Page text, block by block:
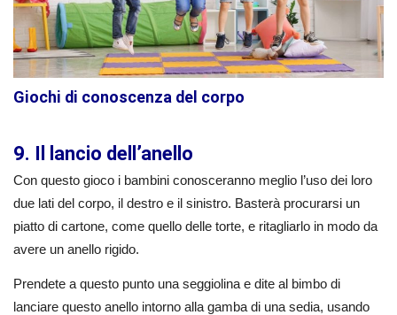
Giochi di conoscenza del corpo
9. Il lancio dell’anello
Con questo gioco i bambini conosceranno meglio l’uso dei loro
due lati del corpo, il destro e il sinistro. Basterà procurarsi un
piatto di cartone, come quello delle torte, e ritagliarlo in modo da
avere un anello rigido.
Prendete a questo punto una seggiolina e dite al bimbo di
lanciare questo anello intorno alla gamba di una sedia, usando